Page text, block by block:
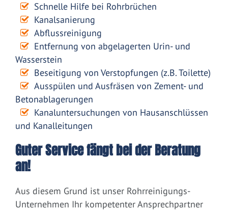
Schnelle Hilfe bei Rohrbrüchen
Kanalsanierung
Abflussreinigung
Entfernung von abgelagerten Urin- und
Wasserstein
Beseitigung von Verstopfungen (z.B. Toilette)
Ausspülen und Ausfräsen von Zement- und
Betonablagerungen
Kanaluntersuchungen von Hausanschlüssen
und Kanalleitungen
Guter Service fängt bei der Beratung
an!
Aus diesem Grund ist unser Rohrreinigungs-
Unternehmen Ihr kompetenter Ansprechpartner